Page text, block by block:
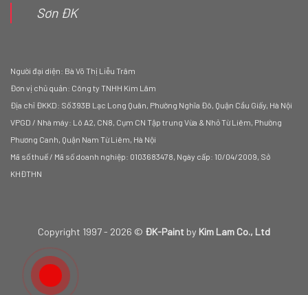
Sơn ĐK
Người đại diện: Bà Võ Thị Liễu Trâm
Đơn vị chủ quản: Công ty TNHH Kim Lâm
Địa chỉ ĐKKD: Số 393B Lạc Long Quân, Phường Nghĩa Đô, Quận Cầu Giấy, Hà Nội
VPGD / Nhà máy: Lô A2, CN8, Cụm CN Tập trung Vừa & Nhỏ Từ Liêm, Phường
Phương Canh, Quận Nam Từ Liêm, Hà Nội
Mã số thuế / Mã số doanh nghiệp: 0103683478, Ngày cấp: 10/04/2009, Sở
KHĐTHN
Copyright 1997 - 2026 © ĐK-Paint by Kim Lam Co., Ltd